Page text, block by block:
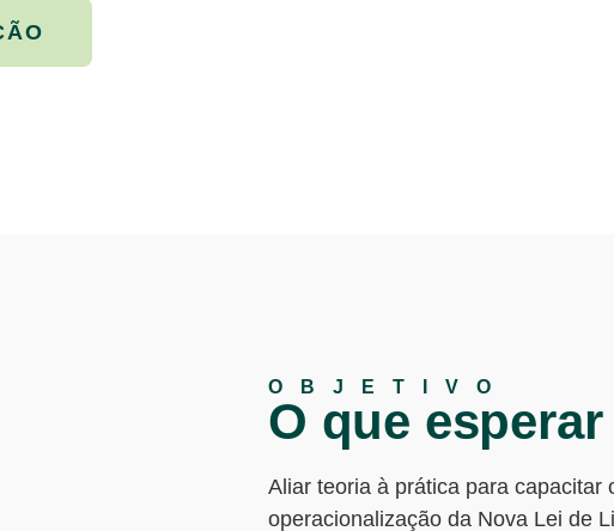
OBJETIVO
O que
Aliar teoria à prática para capacitar
operacionalização da Nova Lei de